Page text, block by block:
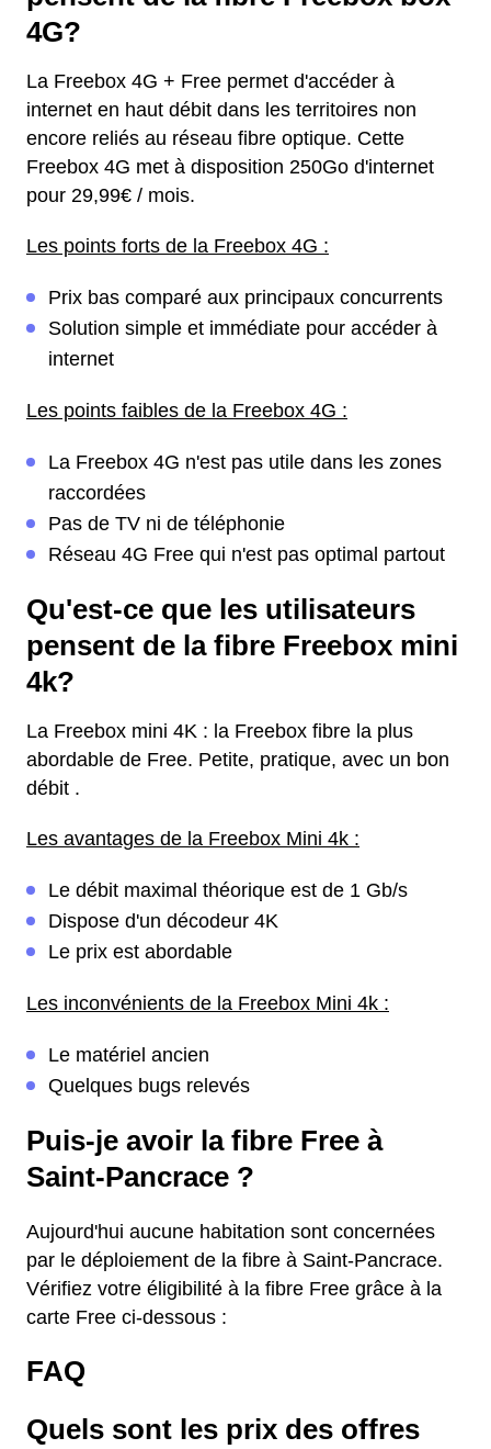
4G?
La Freebox 4G + Free permet d'accéder à
internet en haut débit dans les territoires non
encore reliés au réseau fibre optique. Cette
Freebox 4G met à disposition 250Go d'internet
pour 29,99€ / mois.
Les points forts de la Freebox 4G :
Prix bas comparé aux principaux concurrents
Solution simple et immédiate pour accéder à
internet
Les points faibles de la Freebox 4G :
La Freebox 4G n'est pas utile dans les zones
raccordées
Pas de TV ni de téléphonie
Réseau 4G Free qui n'est pas optimal partout
Qu'est-ce que les utilisateurs
pensent de la fibre Freebox mini
4k?
La Freebox mini 4K : la Freebox fibre la plus
abordable de Free. Petite, pratique, avec un bon
débit .
Les avantages de la Freebox Mini 4k :
Le débit maximal théorique est de 1 Gb/s
Dispose d'un décodeur 4K
Le prix est abordable
Les inconvénients de la Freebox Mini 4k :
Le matériel ancien
Quelques bugs relevés
Puis-je avoir la fibre Free à
Saint-Pancrace ?
Aujourd'hui aucune habitation sont concernées
par le déploiement de la fibre à Saint-Pancrace.
Vérifiez votre éligibilité à la fibre Free grâce à la
carte Free ci-dessous :
FAQ
Quels sont les prix des offres